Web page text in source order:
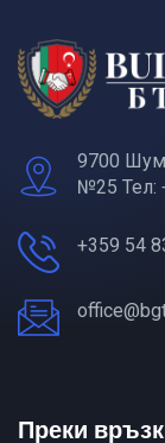
9700
№25 Тел:
+359 54
Преки